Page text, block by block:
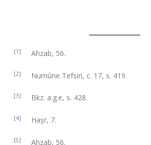
[1] Ahzab, 56.
[2] Numûne Tefsiri, c. 17, s. 419.
[3] Bkz. a.g.e, s. 428.
[4] Haşr, 7.
[5] Ahzab, 56.